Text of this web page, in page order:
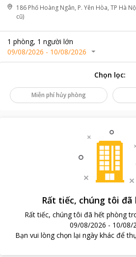
186 Phố Hoàng Ngân, P. Yên Hòa, TP Hà
cũ)
1 phòng, 1 người lớn
09/08/2026 - 10/08/2026
Chọn lọc:
Miễn phí hủy phòng
Rất tiếc, chúng tôi
Rất tiếc, chúng tôi đã hết phòng
09/08/2026 - 10/08/
Bạn vui lòng chọn lại ngày khác để